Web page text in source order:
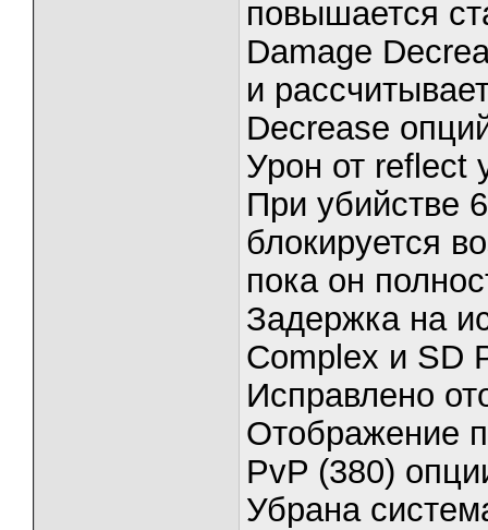
повышается
Damage
и
Decrease
Урон от reflect
При убийстве
блокируется
пока он
Задержка на
Complex и SD
Исправлено
Отображение
PvP (380)
Убрана